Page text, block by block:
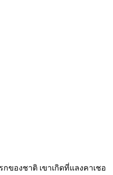
ของชาติ เขาเกิดที่แลงคาเชอ